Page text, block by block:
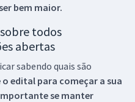
bem maior.
todos
abertas
sabendo quais são
edital para começar a sua
se manter